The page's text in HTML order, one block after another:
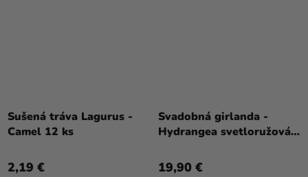
Sušená tráva Lagurus -
Camel 12 ks
2,19 €
Svadobná girlanda -
Hydrangea svetloružová
19,90 €